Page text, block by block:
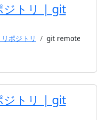
ジトリ | git
ポジトリ git remote
ジトリ | git